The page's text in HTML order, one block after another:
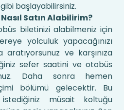
başlayabilirsiniz.
Satın Alabilirim?
biletinizi alabilmeniz için
yolculuk yapacağınızı
ve karşınıza
sefer saatini ve otobüs
Daha sonra hemen
bölümü gelecektir. Bu
müsait koltuğu